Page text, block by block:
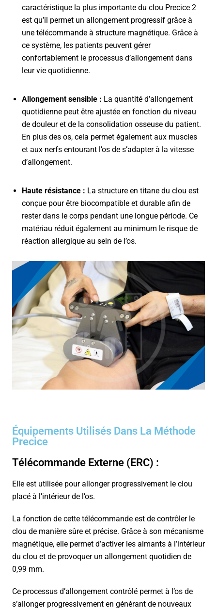
caractéristique la plus importante du clou Precice 2
est qu’il permet un allongement progressif grâce à
une télécommande à structure magnétique. Grâce à
ce système, les patients peuvent gérer
confortablement le processus d’allongement dans
leur vie quotidienne.
Allongement sensible : La quantité d’allongement
quotidienne peut être ajustée en fonction du niveau
de douleur et de la consolidation osseuse du patient.
En plus des os, cela permet également aux muscles
et aux nerfs entourant l’os de s’adapter à la vitesse
d’allongement.
Haute résistance : La structure en titane du clou est
conçue pour être biocompatible et durable afin de
rester dans le corps pendant une longue période. Ce
matériau réduit également au minimum le risque de
réaction allergique au sein de l’os.
Équipements Utilisés Dans La Méthode
Precice
Télécommande Externe (ERC) :
Elle est utilisée pour allonger progressivement le clou
placé à l’intérieur de l’os.
La fonction de cette télécommande est de contrôler le
clou de manière sûre et précise. Grâce à son mécanisme
magnétique, elle permet d’activer les aimants à l’intérieur
du clou et de provoquer un allongement quotidien de
0,99 mm.
Ce processus d’allongement contrôlé permet à l’os de
s’allonger progressivement en générant de nouveaux